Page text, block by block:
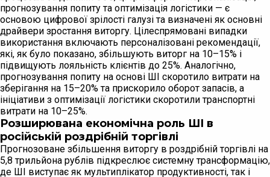
прогнозування попиту та оптимізація логістики — є
основою цифрової зрілості галузі та визначені як основні
драйвери зростання виторгу. Цілеспрямовані випадки
використання включають персоналізовані рекомендації,
які, як було показано, збільшують виторг на 10–15% і
підвищують лояльність клієнтів до 25%. Аналогічно,
прогнозування попиту на основі ШІ скоротило витрати на
зберігання на 15–20% та прискорило оборот запасів, а
ініціативи з оптимізації логістики скоротили транспортні
витрати на 10–25%.
Розширювана економічна роль ШІ в
російській роздрібній торгівлі
Прогнозоване збільшення виторгу в роздрібній торгівлі на
5,8 трильйона рублів підкреслює системну трансформацію,
де ШІ виступає як мультиплікатор продуктивності, так і